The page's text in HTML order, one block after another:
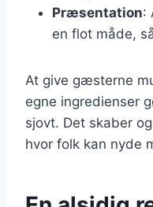
Præsentation:
en flot måde,
At give gæsterne
egne ingredienser
sjovt. Det skaber
hvor folk kan nyde